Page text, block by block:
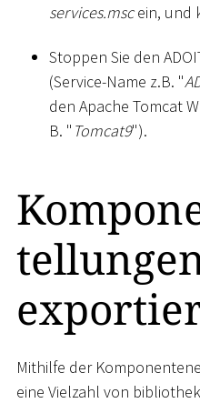
services.mscein, und
Stoppen Sie den
(Service-Name z.B. "
den Apache Tomcat
B. " Tomcat9").
Mithilfe der
eine Vielzahl von